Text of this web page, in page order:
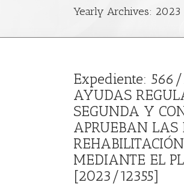
Yearly Archives: 2023
Expediente: 566/
AYUDAS
SEGUNDA Y
APRUEBAN LAS
MEDIANTE EL
[2023/12355]